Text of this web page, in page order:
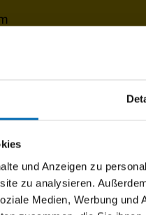
und Anzeigen zu
zu analysieren.
Medien, Werbung
Gaze, WAREMA
Gaze,
Oberfläche